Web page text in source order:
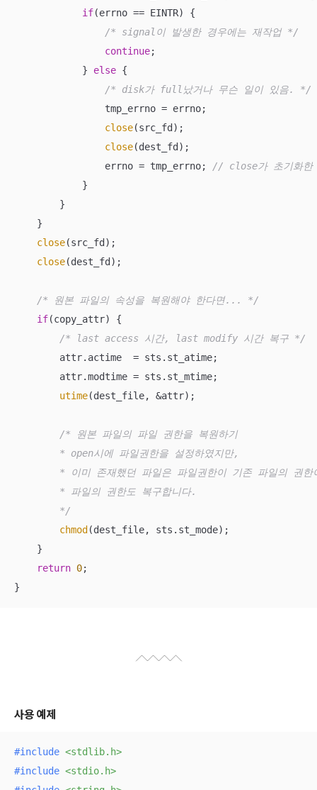
if(errno == EINTR) {
/* signal이 발생한 경우에는 재작업 */
continue;
            }
else {
/* disk가 full났거나 무슨 일이 있음. */
                tmp_errno = errno;
close(src_fd);
close(dest_fd);
                errno = tmp_errno;
// close가 초기화한
            }
        }
    }
close(src_fd);
close(dest_fd);
/* 원본 파일의 속성을 복원해야 한다면... */
if(copy_attr) {
/* last access 시간, last modify 시간 복구 */
        attr.actime  = sts.st_atime;
        attr.modtime = sts.st_mtime;
utime(dest_file, &attr);
/* 원본 파일의 파일 권한을 복원하기
        * open시에 파일권한을 설정하였지만,
* 이미 존재했던 파일은 파일권한이 기존 파일의 권한
        * 파일의 권한도 복구합니다.
        */
chmod (dest_file, sts.st_mode);
    }
return 0;
}
사용 예제
#include <stdlib.h>
#include <stdio.h>